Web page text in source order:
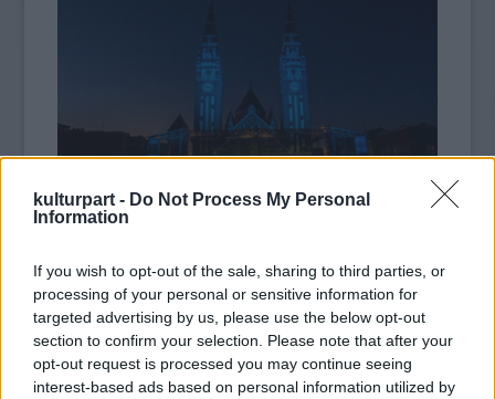
kulturpart - Do Not Process My Personal
Information
If you wish to opt-out of the sale, sharing to third parties, or
processing of your personal or sensitive information for
targeted advertising by us, please use the below opt-out
section to confirm your selection. Please note that after your
opt-out request is processed you may continue seeing
interest-based ads based on personal information utilized by
2024. 03. 04.|Kultúrpart
Minden eddiginél több, összesen hét színházi előadás
érkezik idén a Szegedi Szabadtéri Játékok újszegedi
színpadára. Több vígjáték, musical, opera- és néptánc-est is
várja hétvégente a nézőket.